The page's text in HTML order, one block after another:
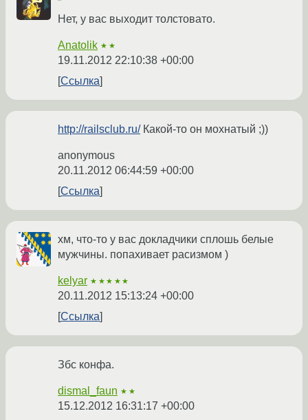
Нет, у вас выходит толстовато.
Anatolik ★★
19.11.2012 22:10:38 +00:00
Ссылка
http://railsclub.ru/Какой-то он мохнатый ;))
anonymous
20.11.2012 06:44:59 +00:00
Ссылка
хм, что-то у вас докладчики сплошь белые
мужчины. попахивает расизмом )
kelyar ★★★★★
20.11.2012 15:13:24 +00:00
Ссылка
Збс конфа.
dismal_faun ★★
15.12.2012 16:31:17 +00:00